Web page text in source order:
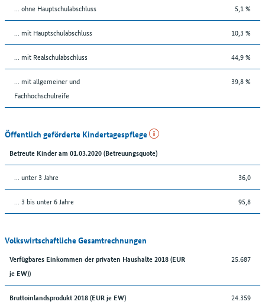
... ohne Hauptschulabschluss 5,1 %
... mit Hauptschulabschluss 10,3 %
... mit Realschulabschluss 44,9 %
... mit allgemeiner und
Fachhochschulreife
39,8 %
Öffentlich geförderte Kindertagespflege
Betreute Kinder am 01.03.2020 (Betreuungsquote)
… unter 3 Jahre 36,0
… 3 bis unter 6 Jahre 95,8
Volkswirtschaftliche Gesamtrechnungen
Verfügbares Einkommen der privaten Haushalte 2018 (EUR
je EW))
25.687
Bruttoinlandsprodukt 2018 (EUR je EW) 24.359